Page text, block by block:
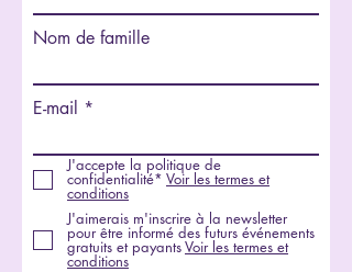
Nom de famille
E-mail
J'accepte la politique de
confidentialité* Voir les termes et
conditions
J'aimerais m'inscrire à la newsletter
pour être informé des futurs événements
gratuits et payantsVoir les termes et
conditions